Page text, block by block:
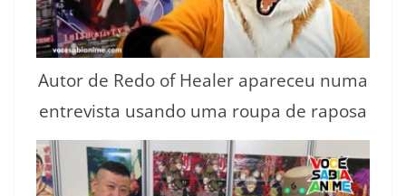
Autor de Redo of Healer apareceu numa
entrevista usando uma roupa de raposa